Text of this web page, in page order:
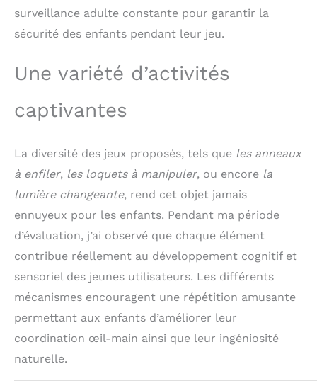
des enfants 【Garantie
après-vente】Service
après-vente 24h/24,
produits et un service
attentionné
surveillance adulte constante pour garantir la
sécurité des enfants pendant leur jeu.
Une variété d’activités
captivantes
La diversité des jeux proposés, tels que les anneaux
à enfiler, les loquets à manipuler, ou encore la
lumière changeante, rend cet objet jamais
ennuyeux pour les enfants. Pendant ma période
d’évaluation, j’ai observé que chaque élément
contribue réellement au développement cognitif et
sensoriel des jeunes utilisateurs. Les différents
mécanismes encouragent une répétition amusante
permettant aux enfants d’améliorer leur
coordination œil-main ainsi que leur ingéniosité
naturelle.